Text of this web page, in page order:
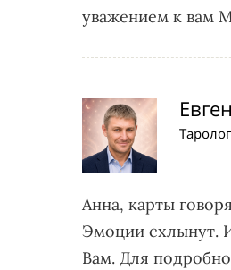
уважением к вам
Таролог
Анна, карты
Эмоции схлынут.
Вам. Для